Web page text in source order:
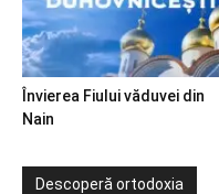
Învierea Fiului văduvei din
Nain
Descoperă ortodoxia